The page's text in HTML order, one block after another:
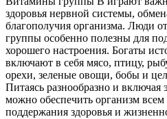
здоровья нервной системы,
благополучия организма. Люди
группы особенно полезны для
хорошего настроения. Богаты
включают в себя мясо, птицу,
орехи, зеленые овощи, бобы и
Питаясь разнообразно и
можно обеспечить организм
поддержания здоровья и